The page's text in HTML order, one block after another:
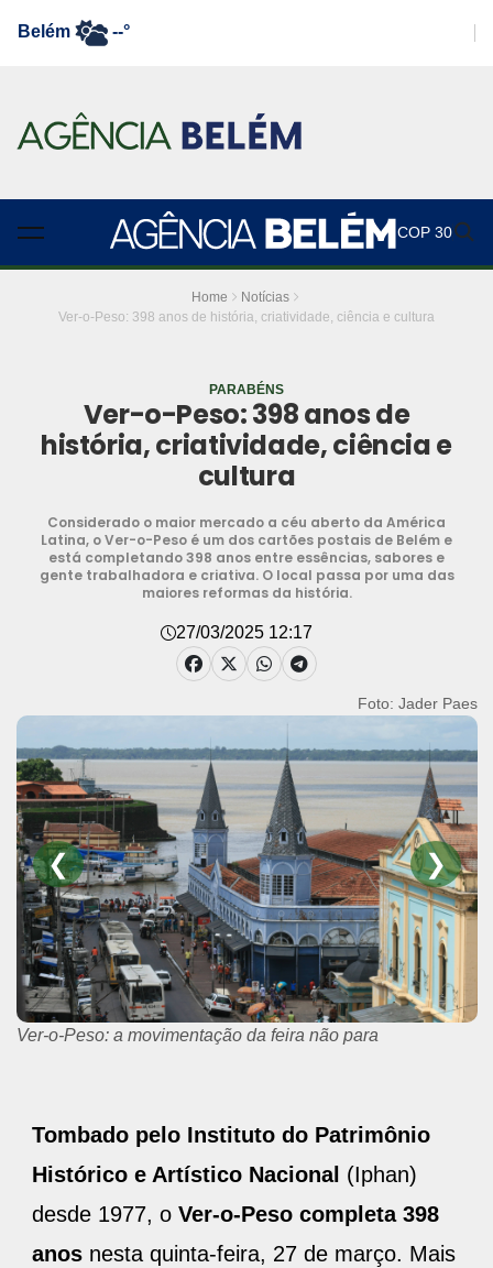
Belém --°
COP 30
Home
Notícias
Ver-o-Peso: 398 anos de história, criatividade, ciência e cultura
PARABÉNS
Ver-o-Peso: 398 anos de
história, criatividade, ciência e
cultura
Considerado o maior mercado a céu aberto da América
Latina, o Ver-o-Peso é um dos cartões postais de Belém e
está completando 398 anos entre essências, sabores e
gente trabalhadora e criativa. O local passa por uma das
maiores reformas da história.
27/03/2025 12:17
Foto: Jader Paes
❮ ❯
Ver-o-Peso: a movimentação da feira não para
Tombado pelo Instituto do Patrimônio
Histórico e Artístico Nacional (Iphan)
desde 1977, o Ver-o-Peso completa 398
anos nesta quinta-feira, 27 de março. Mais